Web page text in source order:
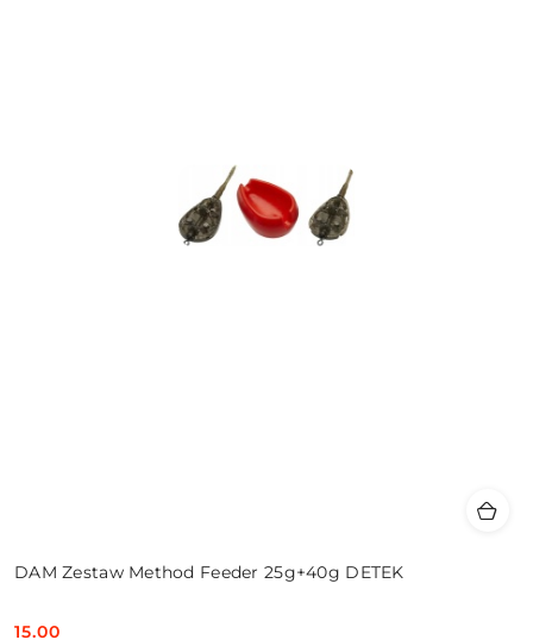
DAM Zestaw Method Feeder 25g+40g DETEK
15.00